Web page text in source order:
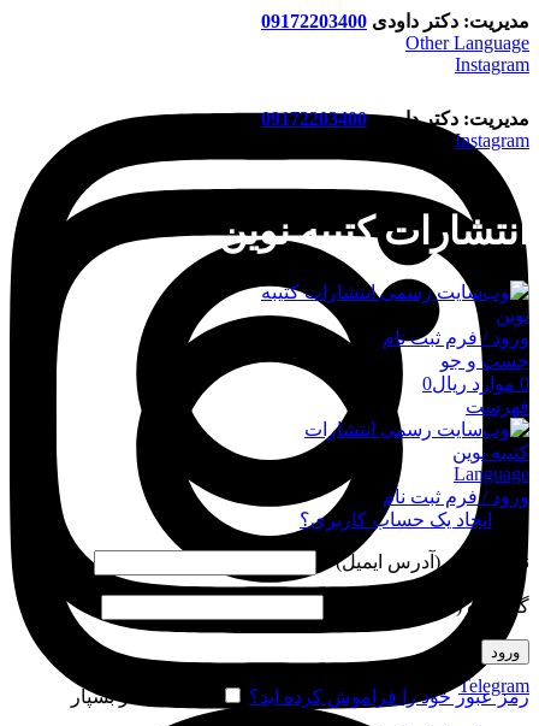
مدیریت: دکتر داودی 09172203400
Other Language
Instagram
Telegram
مدیریت: دکتر داودی09172203400
Instagram
انتشارات کتیبه نوین
ورود / فرم ثبت نام
جست و جو
0 موارد ریال0
فهرست
Language
ورود / فرم ثبت نام
ورود
ایجاد یک حساب کاربری؟
نام کاربری (آدرس ایمیل)
گذرواژه (شماره موبایل)
ورود
رمز عبور خود را فراموش کرده اید؟ مرا به خاطر بسپار